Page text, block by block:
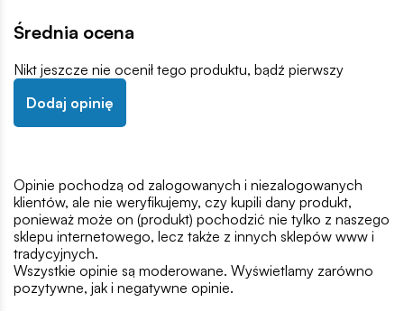
Średnia ocena
Nikt jeszcze nie ocenił tego produktu, bądź pierwszy
Dodaj opinię
Opinie pochodzą od zalogowanych i niezalogowanych
klientów, ale nie weryfikujemy, czy kupili dany produkt,
ponieważ może on (produkt) pochodzić nie tylko z naszego
sklepu internetowego, lecz także z innych sklepów www i
tradycyjnych.
Wszystkie opinie są moderowane. Wyświetlamy zarówno
pozytywne, jak i negatywne opinie.